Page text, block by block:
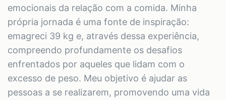
emocionais da relação com a comida. Minha
própria jornada é uma fonte de inspiração:
emagreci 39 kg e, através dessa experiência,
compreendo profundamente os desafios
enfrentados por aqueles que lidam com o
excesso de peso. Meu objetivo é ajudar as
pessoas a se realizarem, promovendo uma vida